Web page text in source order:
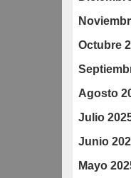
Octubre
Agosto
Julio
Junio
Mayo